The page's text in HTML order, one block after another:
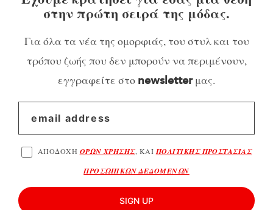
στην πρώτη σειρά της μόδας.
Για όλα τα νέα της ομορφιάς, του στυλ και του
τρόπου ζωής που δεν μπορούν να περιμένουν,
εγγραφείτε στο newsletterμας.
ΑΠΟΔΟΧΗ ΟΡΩΝ ΧΡΗΣΗΣ, ΚΑΙΠΟΛΙΤΙΚΗΣ ΠΡΟΣΤΑΣΙΑΣ
ΠΡΟΣΩΠΙΚΩΝ ΔΕΔΟΜΕΝΩΝ
SIGN UP